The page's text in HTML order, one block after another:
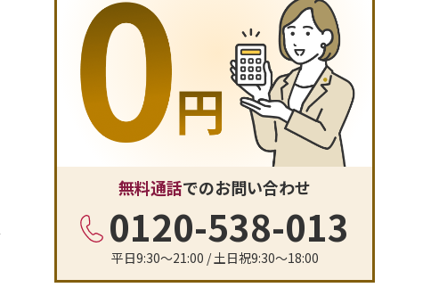
無料通話でのお問い合わせ
0120-538-013
平日9:30〜21:00 / 土日祝9:30〜18:00